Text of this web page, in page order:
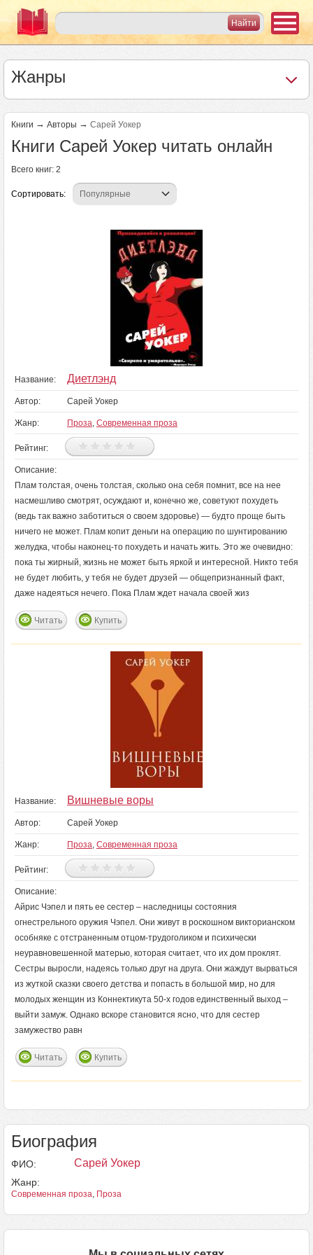
Жанры
Книги → Авторы → Сарей Уокер
Книги Сарей Уокер читать онлайн
Всего книг: 2
Сортировать:
Название: Диетлэнд
Автор: Сарей Уокер
Жанр: Проза, Современная проза
Рейтинг:
Описание:
Плам толстая, очень толстая, сколько она себя помнит, все на нее
насмешливо смотрят, осуждают и, конечно же, советуют похудеть
(ведь так важно заботиться о своем здоровье) — будто проще быть
ничего не может. Плам копит деньги на операцию по шунтированию
желудка, чтобы наконец-то похудеть и начать жить. Это же очевидно:
пока ты жирный, жизнь не может быть яркой и интересной. Никто тебя
не будет любить, у тебя не будет друзей — общепризнанный факт,
даже надеяться нечего. Пока Плам ждет начала своей жиз
Читать Купить
Название: Вишневые воры
Автор: Сарей Уокер
Жанр: Проза, Современная проза
Рейтинг:
Описание:
Айрис Чэпел и пять ее сестер – наследницы состояния
огнестрельного оружия Чэпел. Они живут в роскошном викторианском
особняке с отстраненным отцом-трудоголиком и психически
неуравновешенной матерью, которая считает, что их дом проклят.
Сестры выросли, надеясь только друг на друга. Они жаждут вырваться
из жуткой сказки своего детства и попасть в большой мир, но для
молодых женщин из Коннектикута 50-х годов единственный выход –
выйти замуж. Однако вскоре становится ясно, что для сестер
замужество равн
Читать Купить
Биография
ФИО: Сарей Уокер
Жанр:
Современная проза, Проза